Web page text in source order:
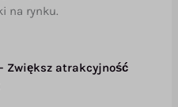
na rynku.
Zwiększ atrakcyjność